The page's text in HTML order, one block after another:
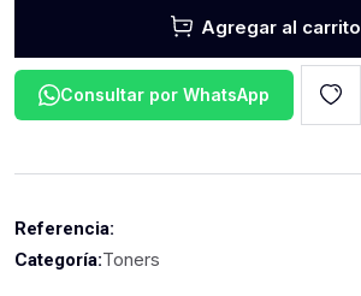
Agregar al carrito
Consultar por WhatsApp
Referencia:
Categoría:Toners